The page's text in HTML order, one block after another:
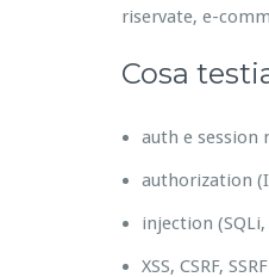
riservate, e-
Cosa
auth e session
authorization
injection
XSS, CSRF, SSRF